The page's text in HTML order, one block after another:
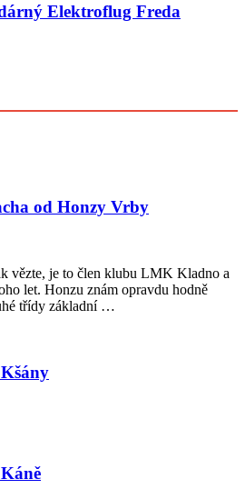
Elektroflug Freda
od Honzy Vrby
vězte, je to člen klubu LMK Kladno a
let. Honzu znám opravdu hodně
třídy základní …